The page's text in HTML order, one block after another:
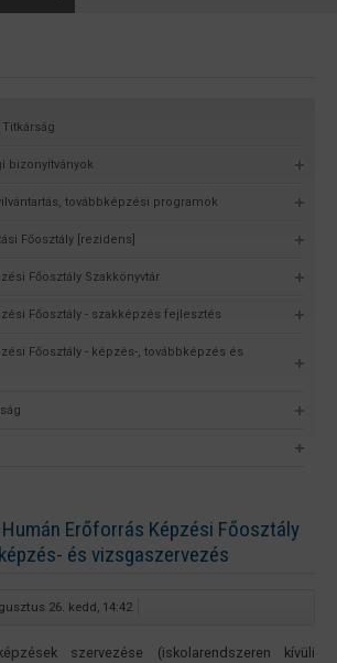
bizonyítványok
továbbképzési programok
Főosztály [rezidens]
Főosztály Szakkönyvtár
Főosztály - szakképzés fejlesztés
Főosztály - képzés-, továbbképzés és
Erőforrás Képzési Főosztály
és vizsgaszervezés
26. kedd, 14:42
szervezése (iskolarendszeren kívüli